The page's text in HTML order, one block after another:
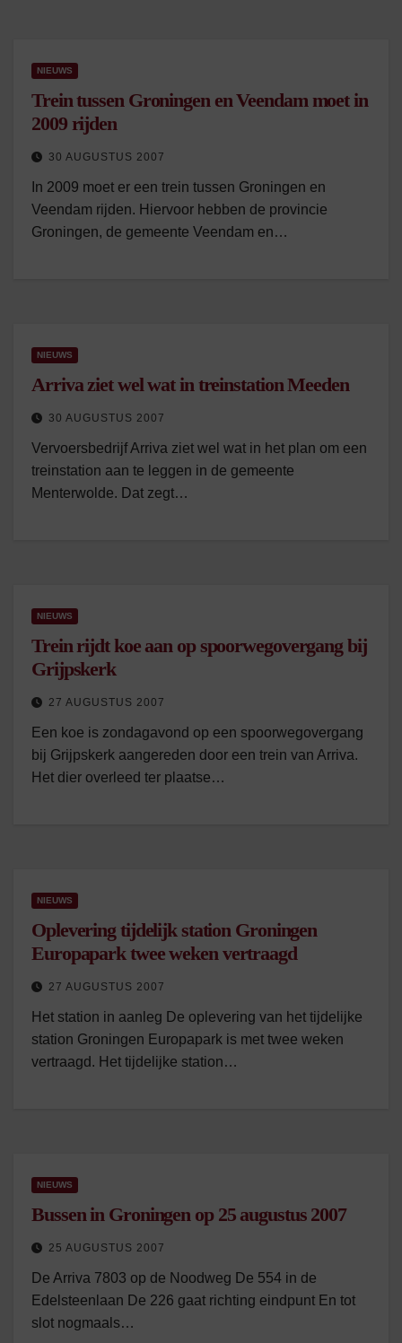
NIEUWS
Trein tussen Groningen en Veendam moet in
2009 rijden
30 AUGUSTUS 2007
In 2009 moet er een trein tussen Groningen en
Veendam rijden. Hiervoor hebben de provincie
Groningen, de gemeente Veendam en…
NIEUWS
Arriva ziet wel wat in treinstation Meeden
30 AUGUSTUS 2007
Vervoersbedrijf Arriva ziet wel wat in het plan om een
treinstation aan te leggen in de gemeente
Menterwolde. Dat zegt…
NIEUWS
Trein rijdt koe aan op spoorwegovergang bij
Grijpskerk
27 AUGUSTUS 2007
Een koe is zondagavond op een spoorwegovergang
bij Grijpskerk aangereden door een trein van Arriva.
Het dier overleed ter plaatse…
NIEUWS
Oplevering tijdelijk station Groningen
Europapark twee weken vertraagd
27 AUGUSTUS 2007
Het station in aanleg De oplevering van het tijdelijke
station Groningen Europapark is met twee weken
vertraagd. Het tijdelijke station…
NIEUWS
Bussen in Groningen op 25 augustus 2007
25 AUGUSTUS 2007
De Arriva 7803 op de Noodweg De 554 in de
Edelsteenlaan De 226 gaat richting eindpunt En tot
slot nogmaals…